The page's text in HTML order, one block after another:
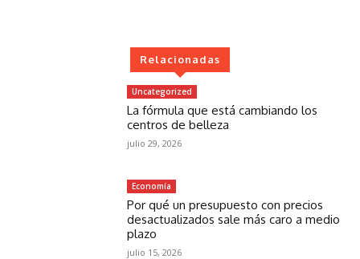
Relacionadas
Uncategorized
La fórmula que está cambiando los
centros de belleza
julio 29, 2026
Economía
Por qué un presupuesto con precios
desactualizados sale más caro a medio
plazo
julio 15, 2026